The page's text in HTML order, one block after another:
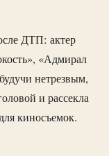
ДТП: актер
«Адмирал
нетрезвым,
и рассекла
киносъемок.